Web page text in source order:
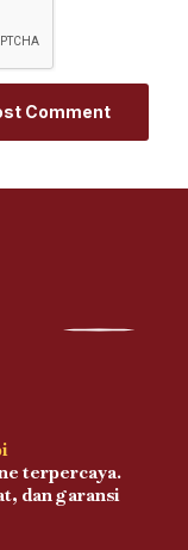
terpercaya.
dan garansi